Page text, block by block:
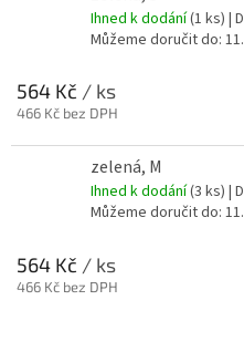
Ihned k dodání(1 ks) |
Můžeme doručit do:
564 Kč / ks
466 Kč bez DPH
zelená, M
Ihned k dodání(3 ks) |
Můžeme doručit do:
564 Kč / ks
466 Kč bez DPH